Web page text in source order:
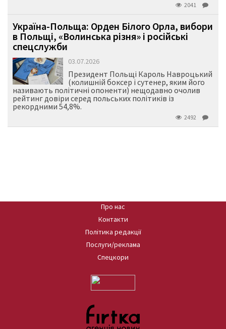
2041
Україна-Польща: Орден Білого Орла, вибори
в Польщі, «Волинська різня» і російські
спецслужби
03.07.2026
Президент Польщі Кароль Навроцький
(колишній боксер і сутенер, яким його
називають політичні опоненти) нещодавно очолив
рейтинг довіри серед польських політиків із
рекордними 54,8%.
2492
Про нас
Контакти
Політика редакції
Послуги/реклама
Спецкори